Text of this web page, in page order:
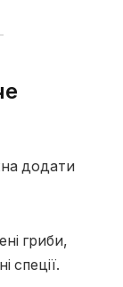
додати
гриби,
спеції.